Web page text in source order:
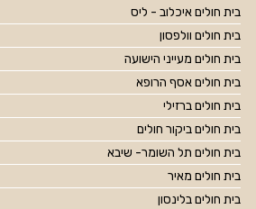
בית חולים איכלוב - ליס
בית חולים וולפסון
בית חולים מעייני הישועה
בית חולים אסף הרופא
בית חולים ברזילי
בית חולים ביקור חולים
בית חולים תל השומר- שיבא
בית חולים מאיר
בית חולים בלינסון